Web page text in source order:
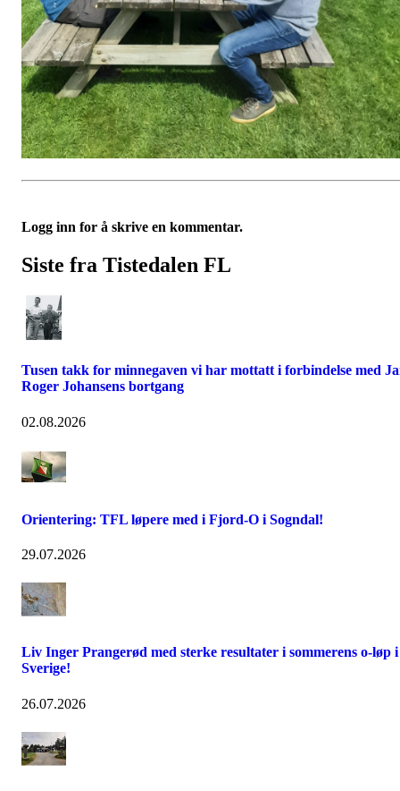
Logg inn for å skrive en kommentar.
Siste fra Tistedalen FL
Tusen takk for minnegaven vi har mottatt i forbindelse med
Roger Johansens bortgang
02.08.2026
Orientering: TFL løpere med i Fjord-O i Sogndal!
29.07.2026
Liv Inger Prangerød med sterke resultater i sommerens o-løp i
Sverige!
26.07.2026